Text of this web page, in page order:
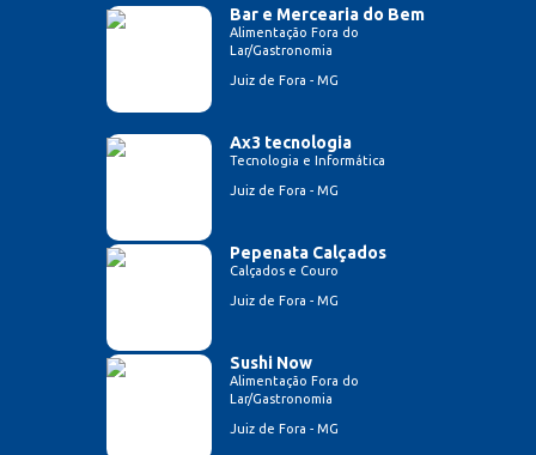
Bar e Mercearia do Bem
Alimentação Fora do
Lar/Gastronomia
Juiz de Fora - MG
Ax3 tecnologia
Tecnologia e Informática
Juiz de Fora - MG
Pepenata Calçados
Calçados e Couro
Juiz de Fora - MG
Sushi Now
Alimentação Fora do
Lar/Gastronomia
Juiz de Fora - MG